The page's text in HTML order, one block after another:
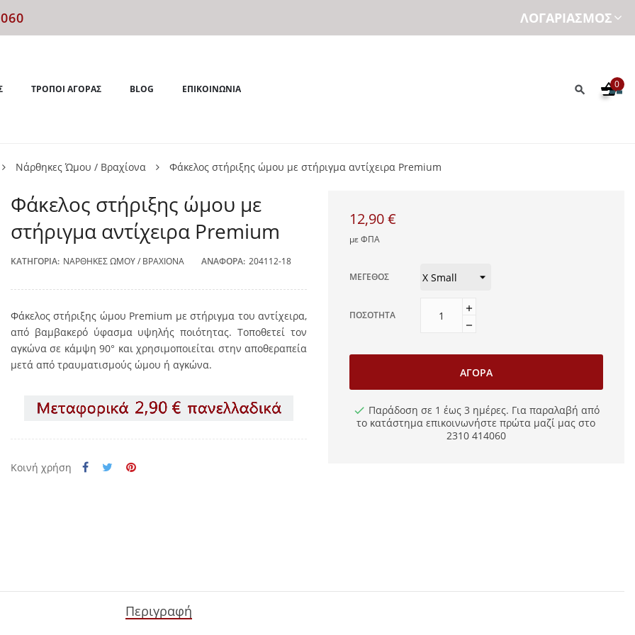
ΛΟΓΑΡΙΑΣΜΌΣ
ΤΡΌΠΟΙ ΑΓΟΡΆΣ BLOG ΕΠΙΚΟΙΝΩΝΊΑ 0
Νάρθηκες Ώμου / Βραχίονα Φάκελος στήριξης ώμου με στήριγμα αντίχειρα Premium
Φάκελος στήριξης ώμου με
στήριγμα αντίχειρα Premium
ΚΑΤΗΓΟΡΊΑ: ΝΆΡΘΗΚΕΣ ΏΜΟΥ / ΒΡΑΧΊΟΝΑ ΑΝΑΦΟΡΆ: 204112-18
Φάκελος στήριξης ώμου Premium με στήριγμα του αντίχειρα,
από βαμβακερό ύφασμα υψηλής ποιότητας. Τοποθετεί τον
αγκώνα σε κάμψη 90° και χρησιμοποιείται στην αποθεραπεία
μετά από τραυματισμούς ώμου ή αγκώνα.
Κοινή χρήση
12,90 €
με ΦΠΑ
ΜΈΓΕΘΟΣ
ΠΟΣΌΤΗΤΑ
ΑΓΟΡΆ
Παράδοση σε 1 έως 3 ημέρες. Για παραλαβή από
το κατάστημα επικοινωνήστε πρώτα μαζί μας στο
2310 414060
Περιγραφή